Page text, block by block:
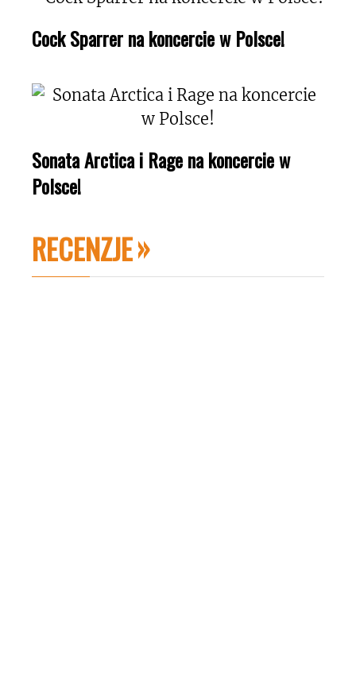
Cock Sparrer na koncercie w Polsce!
Sonata Arctica i Rage na koncercie w
Polsce!
RECENZJE